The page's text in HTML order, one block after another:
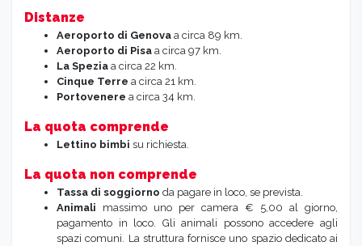
Distanze
Aeroporto di Genova a circa 89 km.
Aeroporto di Pisa a circa 97 km.
La Spezia a circa 22 km.
Cinque Terre a circa 21 km.
Portovenere a circa 34 km.
La quota comprende
Lettino bimbi su richiesta.
La quota non comprende
Tassa di soggiorno da pagare in loco, se prevista.
Animali massimo uno per camera € 5,00 al giorno,
pagamento in loco. Gli animali possono accedere agli
spazi comuni. La struttura fornisce uno spazio dedicato ai